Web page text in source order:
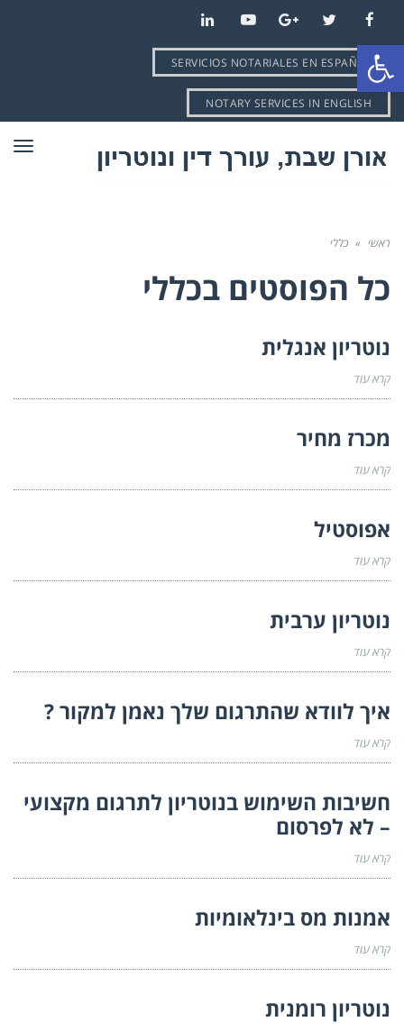
פתח סרגל נגישות
SERVICIOS NOTARIALES EN ESPAÑOL
NOTARY SERVICES IN ENGLISH
ראשי » כללי
כל הפוסטים בכללי
נוטריון אנגלית
קרא עוד
מכרז מחיר
קרא עוד
אפוסטיל
קרא עוד
נוטריון ערבית
קרא עוד
איך לוודא שהתרגום שלך נאמן למקור ?
קרא עוד
חשיבות השימוש בנוטריון לתרגום מקצועי
– לא לפרסום
קרא עוד
אמנות מס בינלאומיות
קרא עוד
נוטריון רומנית